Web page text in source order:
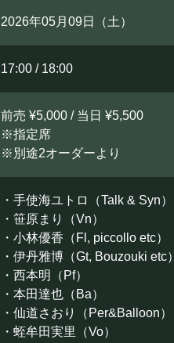
2026年05月09日（土）
17:00 / 18:00
前売 ¥5,000 / 当日 ¥5,500
※指定席
※別途2オーダーより
・手使海ユトロ（Talk & Syn）
・笹原まり（Vn）
・小林優香（Fl, piccollo etc）
・伊丹雅博（Gt, Bouzouki etc）
・西本明（Pf）
・本田達也（Ba）
・仙道さおり（Per&Balloon）
・蛭牟田実里（Vo）